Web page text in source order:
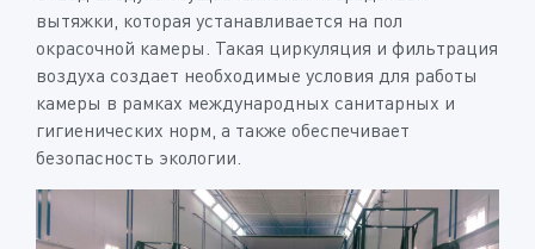
вытяжки, которая устанавливается на пол
окрасочной камеры. Такая циркуляция и фильтрация
воздуха создает необходимые условия для работы
камеры в рамках международных санитарных и
гигиенических норм, а также обеспечивает
безопасность экологии.